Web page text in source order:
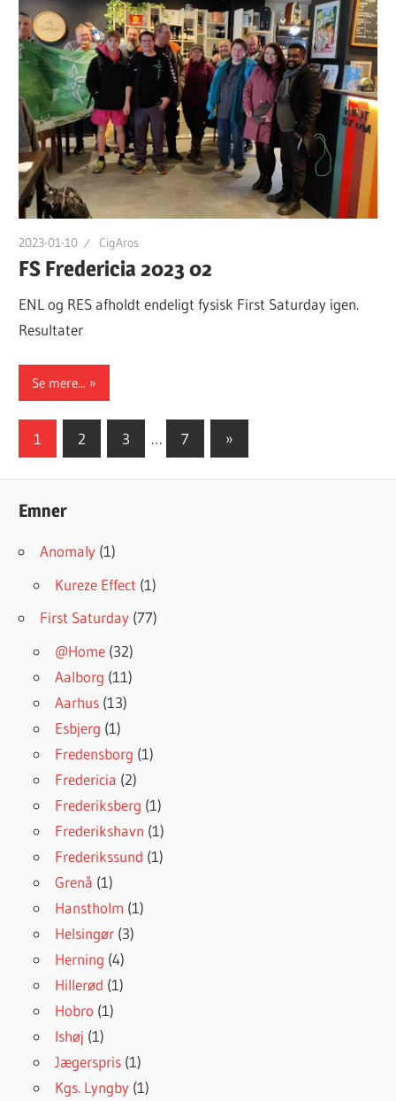
2023-01-10 CigAros
FS Fredericia 2023 02
ENL og RES afholdt endeligt fysisk First Saturday igen.
Resultater
Se mere...
Posts
1 2 3 … 7
Next
Posts
»
Emner
Anomaly (1)
Kureze Effect (1)
First Saturday (77)
@Home (32)
Aalborg (11)
Aarhus (13)
Esbjerg (1)
Fredensborg (1)
Fredericia (2)
Frederiksberg (1)
Frederikshavn (1)
Frederikssund (1)
Grenå (1)
Hanstholm (1)
Helsingør (3)
Herning (4)
Hillerød (1)
Hobro (1)
Ishøj (1)
Jægerspris (1)
Kgs. Lyngby (1)